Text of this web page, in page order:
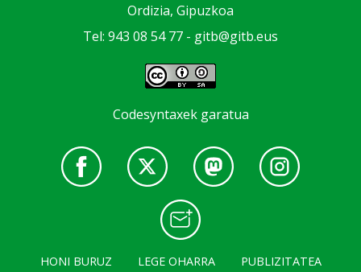
Ordizia, Gipuzkoa
Tel: 943 08 54 77 - gitb@gitb.eus
Codesyntaxek garatua
HONI BURUZ LEGE OHARRA
PUBLIZITATEA